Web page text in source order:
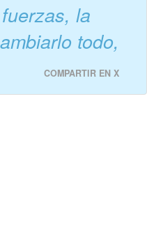
la
todo,
COMPARTIR EN X